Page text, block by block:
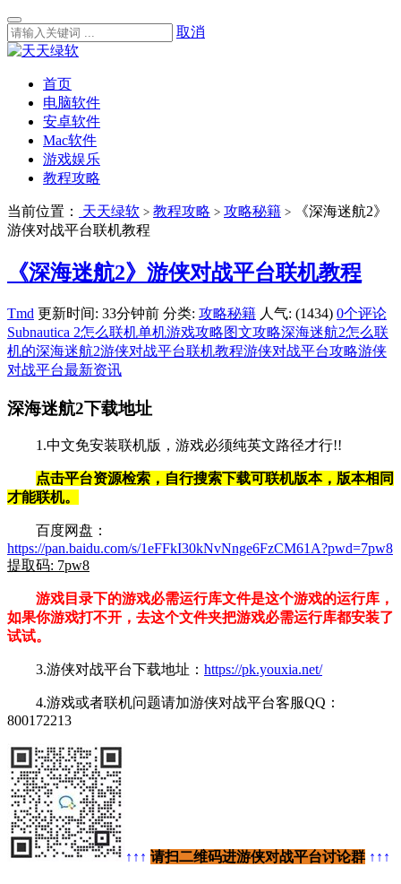
取消
首页
电脑软件
安卓软件
Mac软件
游戏娱乐
教程攻略
当前位置： 天天绿软 > 教程攻略 > 攻略秘籍 >
《深海迷航2》
游侠对战平台联机教程
《深海迷航2》游侠对战平台联机教程
Tmd 更新时间: 33分钟前 分类: 攻略秘籍 人气: (1434) 0个评论
Subnautica 2怎么联机单机游戏攻略图文攻略深海迷航2怎么联
机的深海迷航2游侠对战平台联机教程游侠对战平台攻略游侠
对战平台最新资讯
深海迷航2下载地址
1.中文免安装联机版，游戏必须纯英文路径才行!!
点击平台资源检索，自行搜索下载可联机版本，版本相同
才能联机。
百度网盘：
https://pan.baidu.com/s/1eFFkI30kNvNnge6FzCM61A?pwd=7pw8
提取码: 7pw8
游戏目录下的游戏必需运行库文件是这个游戏的运行库，
如果你游戏打不开，去这个文件夹把游戏必需运行库都安装了
试试。
3.游侠对战平台下载地址： https://pk.youxia.net/
4.游戏或者联机问题请加游侠对战平台客服QQ：
800172213
↑↑↑ 请扫二维码进游侠对战平台讨论群 ↑↑↑